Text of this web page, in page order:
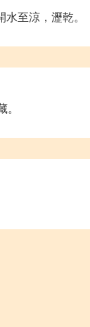
至涼，瀝乾。
。